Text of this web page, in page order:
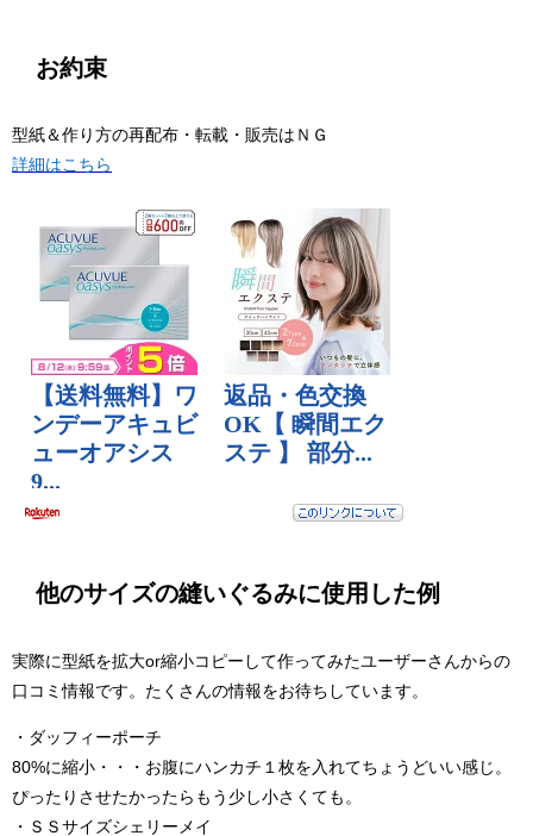
お約束
型紙＆作り方の再配布・転載・販売はＮＧ
詳細はこちら
他のサイズの縫いぐるみに使用した例
実際に型紙を拡大or縮小コピーして作ってみたユーザーさんからの
口コミ情報です。たくさんの情報をお待ちしています。
・ダッフィーポーチ
80%に縮小・・・お腹にハンカチ１枚を入れてちょうどいい感じ。
ぴったりさせたかったらもう少し小さくても。
・ＳＳサイズシェリーメイ